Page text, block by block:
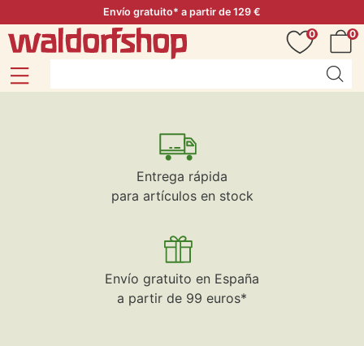
Envío gratuito* a partir de 129 €
0
0
Entrega rápida
para artículos en stock
Envío gratuito en España
a partir de 99 euros*